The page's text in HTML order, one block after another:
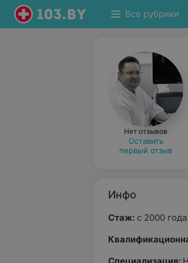
Все рубрики
Нет отзывов
Оставить
первый отзыв
Инфо
Стаж: с 2000 года